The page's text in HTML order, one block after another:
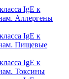
IgE к
Аллергены
IgE к
Пищевые
IgE к
Токсины